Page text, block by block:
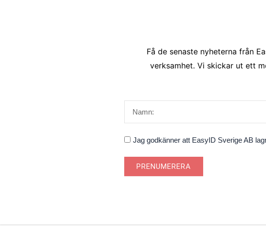
Få de senaste nyheterna från
verksamhet. Vi skickar ut ett
Godkännande
Jag godkänner att EasyID Sverige AB
PRENUMERERA